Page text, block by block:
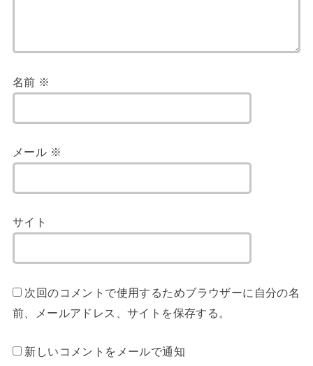
名前 ※
メール ※
サイト
次回のコメントで使用するためブラウザーに自分の名
前、メールアドレス、サイトを保存する。
新しいコメントをメールで通知